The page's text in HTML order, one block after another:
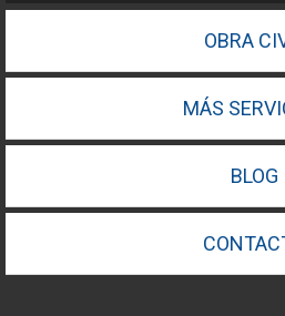
OBRA
MÁS
BLOG